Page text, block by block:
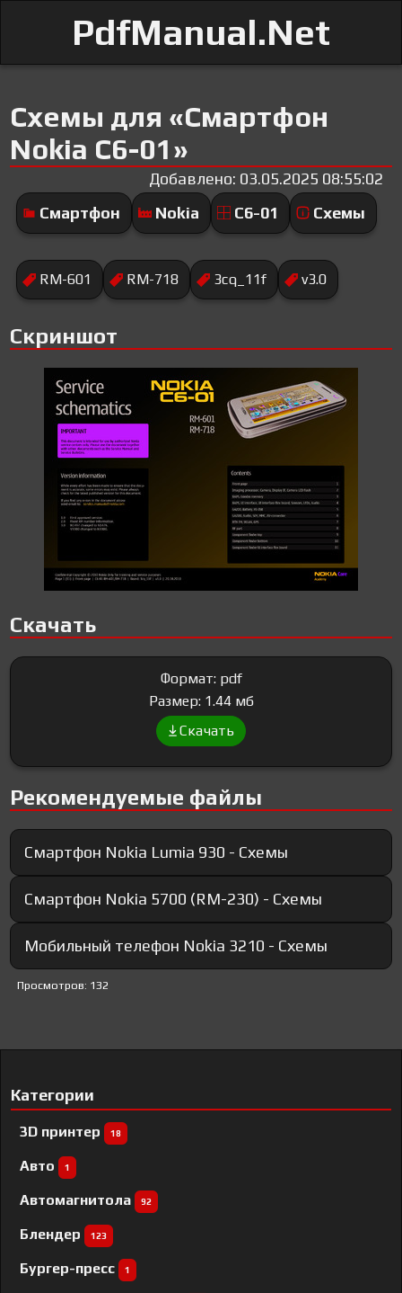
PdfManual.Net
Схемы для «Смартфон
Nokia C6-01»
Добавлено: 03.05.2025 08:55:02
Смартфон
Nokia C6-01 Схемы
RM-601 RM-718 3cq_11f v3.0
Скриншот
Скачать
Формат: pdf
Размер: 1.44 мб
Скачать
Рекомендуемые файлы
Смартфон Nokia Lumia 930 - Схемы
Смартфон Nokia 5700 (RM-230) - Схемы
Мобильный телефон Nokia 3210 - Схемы
Просмотров: 132
Категории
3D принтер 18
Авто 1
Автомагнитола 92
Блендер 123
Бургер-пресс 1